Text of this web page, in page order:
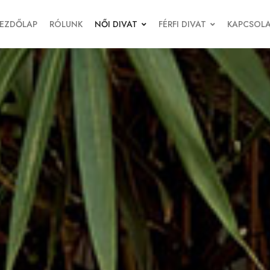
RÓLUNK NŐI DIVAT FÉRFI DIVAT